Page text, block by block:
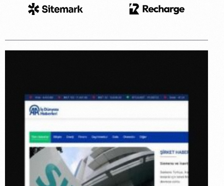
Siemens X
Breles:
Siemens